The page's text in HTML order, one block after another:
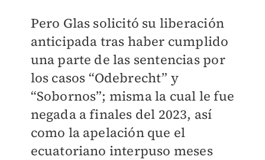
Pero Glas solicitó su liberación
anticipada tras haber cumplido
una parte de las sentencias por
los casos “Odebrecht” y
“Sobornos”; misma la cual le fue
negada a finales del 2023, así
como la apelación que el
ecuatoriano interpuso meses